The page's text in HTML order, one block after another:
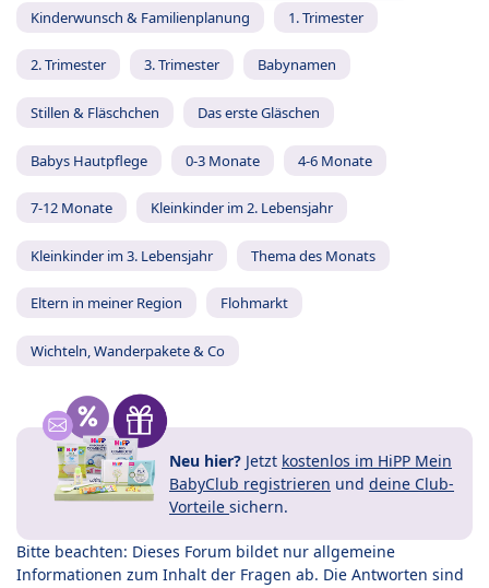
Kinderwunsch & Familienplanung 1. Trimester
2. Trimester 3. Trimester Babynamen
Stillen & Fläschchen Das erste Gläschen
Babys Hautpflege 0-3 Monate 4-6 Monate
7-12 Monate Kleinkinder im 2. Lebensjahr
Kleinkinder im 3. Lebensjahr Thema des Monats
Eltern in meiner Region Flohmarkt
Wichteln, Wanderpakete & Co
Neu hier? Jetzt kostenlos im HiPP Mein
BabyClub registrieren und deine Club-
Vorteile sichern.
Bitte beachten: Dieses Forum bildet nur allgemeine
Informationen zum Inhalt der Fragen ab. Die Antworten sind